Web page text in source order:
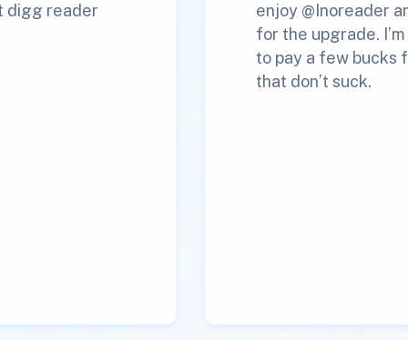
digg reader
enjoy @Inoreader
for the upgrade.
to pay a few bucks
that don’t suck.